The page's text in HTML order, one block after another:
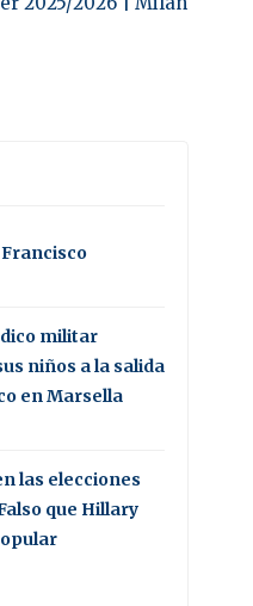
Francisco
militar
niños a la salida
en Marsella
las elecciones
que Hillary